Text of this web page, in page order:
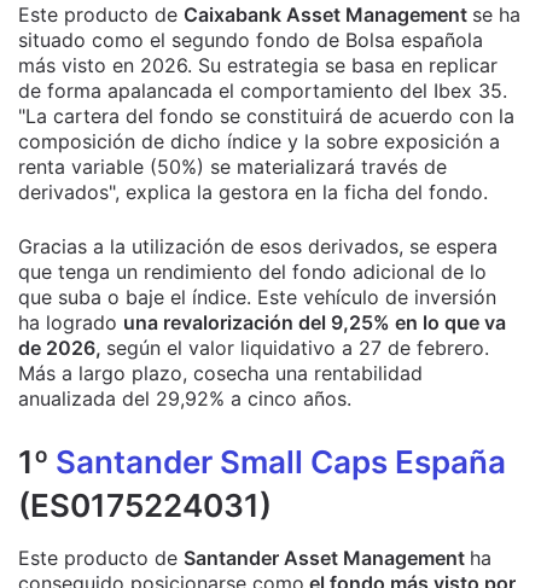
Este producto de Caixabank Asset Management se ha
situado como el segundo fondo de Bolsa española
más visto en 2026. Su estrategia se basa en replicar
de forma apalancada el comportamiento del Ibex 35.
"La cartera del fondo se constituirá de acuerdo con la
composición de dicho índice y la sobre exposición a
renta variable (50%) se materializará través de
derivados", explica la gestora en la ficha del fondo.
Gracias a la utilización de esos derivados, se espera
que tenga un rendimiento del fondo adicional de lo
que suba o baje el índice. Este vehículo de inversión
ha logrado una revalorización del 9,25% en lo que va
de 2026, según el valor liquidativo a 27 de febrero.
Más a largo plazo, cosecha una rentabilidad
anualizada del 29,92% a cinco años.
1º Santander Small Caps España
(ES0175224031)
Este producto de Santander Asset Management ha
conseguido posicionarse como el fondo más visto por